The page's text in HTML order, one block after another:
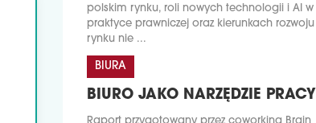
polskim rynku, roli nowych technologii i AI w
praktyce prawniczej oraz kierunkach rozwoju
rynku nie ...
BIURA
BIURO JAKO NARZĘDZIE PRACY